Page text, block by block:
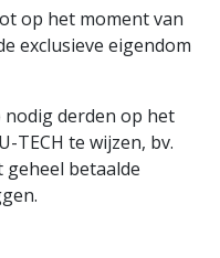
op het moment van
exclusieve eigendom
nodig derden op het
TECH te wijzen, bv.
geheel betaalde